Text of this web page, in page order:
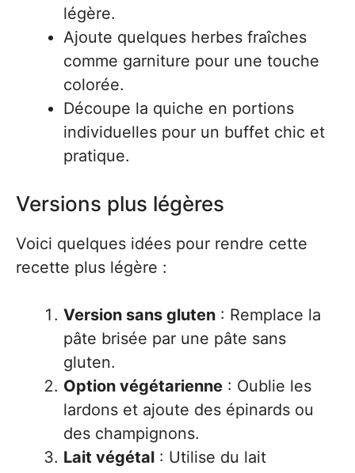
légère.
Ajoute quelques herbes fraîches
comme garniture pour une touche
colorée.
Découpe la quiche en portions
individuelles pour un buffet chic et
pratique.
Versions plus légères
Voici quelques idées pour rendre cette
recette plus légère :
Version sans gluten : Remplace la
pâte brisée par une pâte sans
gluten.
Option végétarienne : Oublie les
lardons et ajoute des épinards ou
des champignons.
Lait végétal : Utilise du lait